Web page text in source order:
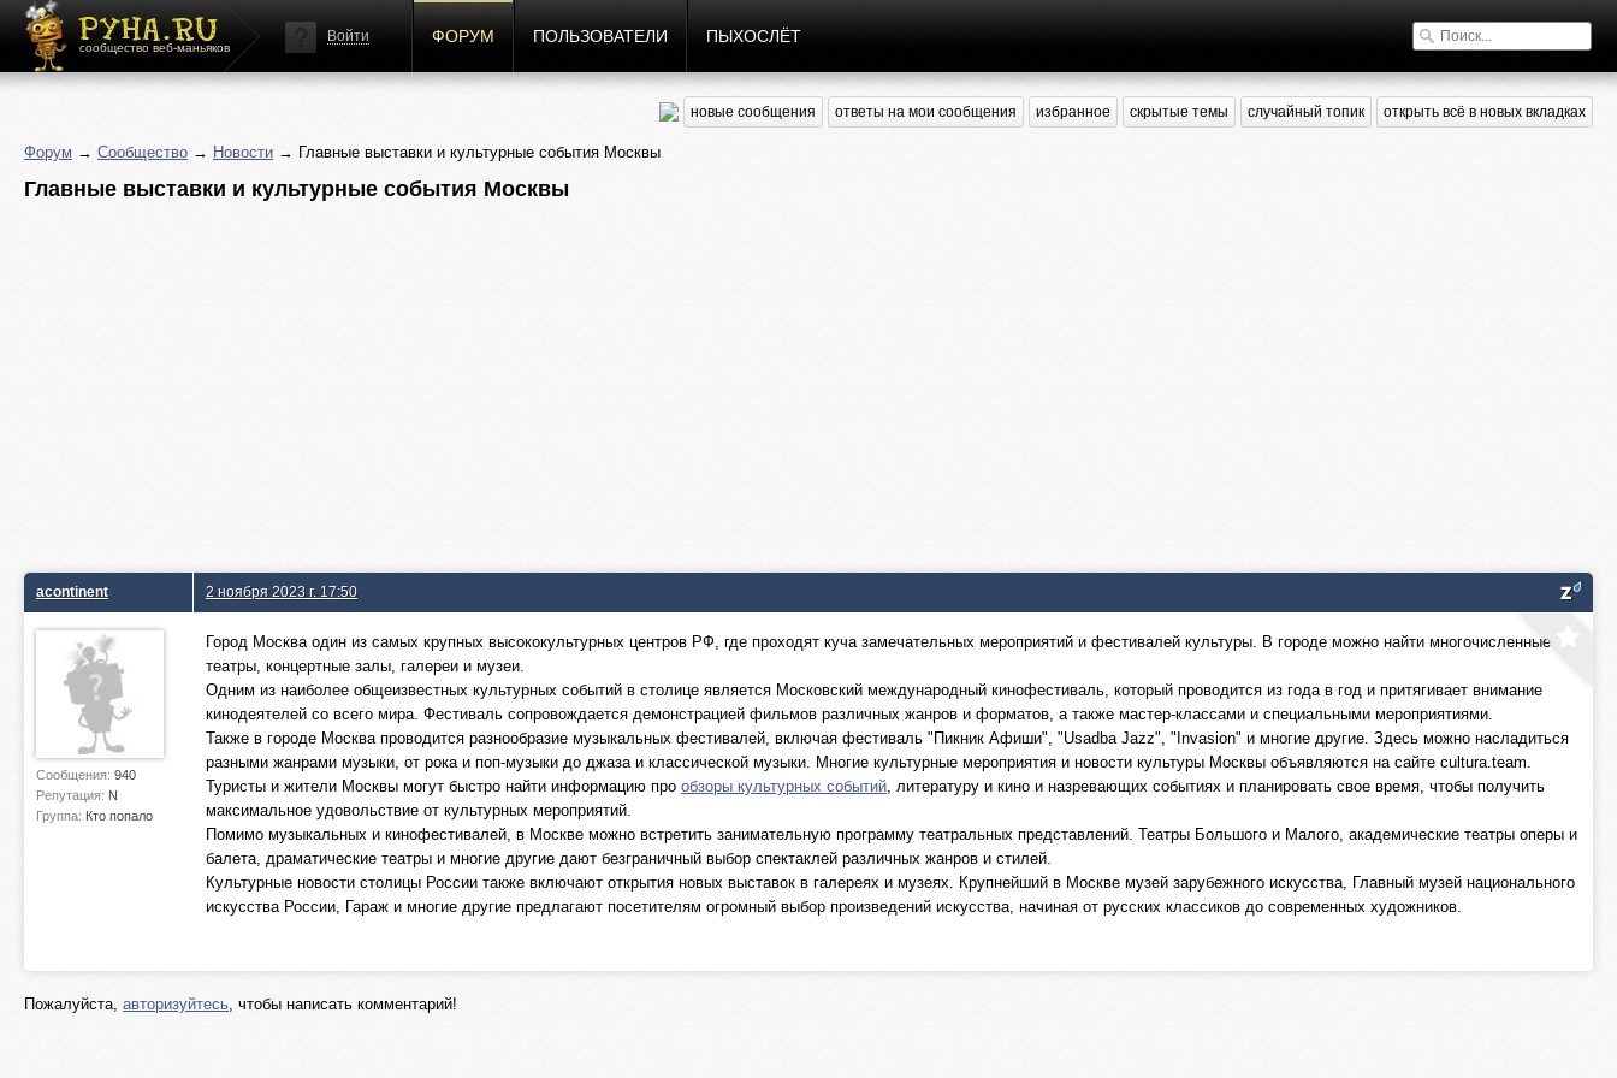
сообщество веб-маньяков
Войти ФОРУМ ПОЛЬЗОВАТЕЛИ ПЫХОСЛЁТ
новые сообщения ответы на мои сообщения избранное скрытые темы случайный топик открыть всё в новых вкладках
Форум → Сообщество → Новости → Главные выставки и культурные события Москвы
Главные выставки и культурные события Москвы
acontinent
Сообщения: 940
Репутация: N
Группа: Кто попало
2 ноября 2023 г. 17:50
Город Москва один из самых крупных высококультурных центров РФ, где проходят куча замечательных мероприятий и фестивалей культуры. В городе можно найти многочисленные
театры, концертные залы, галереи и музеи.
Одним из наиболее общеизвестных культурных событий в столице является Московский международный кинофестиваль, который проводится из года в год и притягивает внимание
кинодеятелей со всего мира. Фестиваль сопровождается демонстрацией фильмов различных жанров и форматов, а также мастер-классами и специальными мероприятиями.
Также в городе Москва проводится разнообразие музыкальных фестивалей, включая фестиваль "Пикник Афиши", "Usadba Jazz", "Invasion" и многие другие. Здесь можно насладиться
разными жанрами музыки, от рока и поп-музыки до джаза и классической музыки. Многие культурные мероприятия и новости культуры Москвы объявляются на сайте cultura.team.
Туристы и жители Москвы могут быстро найти информацию про обзоры культурных событий, литературу и кино и назревающих событиях и планировать свое время, чтобы получить
максимальное удовольствие от культурных мероприятий.
Помимо музыкальных и кинофестивалей, в Москве можно встретить занимательную программу театральных представлений. Театры Большого и Малого, академические театры оперы и
балета, драматические театры и многие другие дают безграничный выбор спектаклей различных жанров и стилей.
Культурные новости столицы России также включают открытия новых выставок в галереях и музеях. Крупнейший в Москве музей зарубежного искусства, Главный музей национального
искусства России, Гараж и многие другие предлагают посетителям огромный выбор произведений искусства, начиная от русских классиков до современных художников.
Пожалуйста, авторизуйтесь, чтобы написать комментарий!